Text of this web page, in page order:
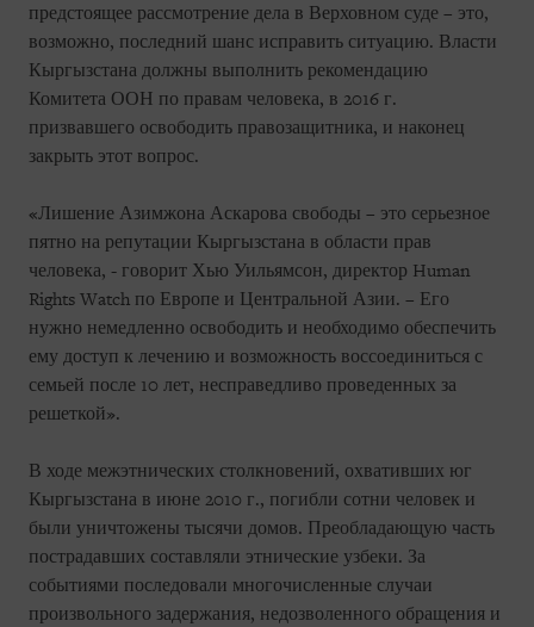
предстоящее рассмотрение дела в Верховном суде – это,
возможно, последний шанс исправить ситуацию. Власти
Кыргызстана должны выполнить рекомендацию
Комитета ООН по правам человека, в 2016 г.
призвавшего освободить правозащитника, и наконец
закрыть этот вопрос.
«Лишение Азимжона Аскарова свободы – это серьезное
пятно на репутации Кыргызстана в области прав
человека, - говорит Хью Уильямсон, директор Human
Rights Watch по Европе и Центральной Азии. – Его
нужно немедленно освободить и необходимо обеспечить
ему доступ к лечению и возможность воссоединиться с
семьей после 10 лет, несправедливо проведенных за
решеткой».
В ходе межэтнических столкновений, охвативших юг
Кыргызстана в июне 2010 г., погибли сотни человек и
были уничтожены тысячи домов. Преобладающую часть
пострадавших составляли этнические узбеки. За
событиями последовали многочисленные случаи
произвольного задержания, недозволенного обращения и